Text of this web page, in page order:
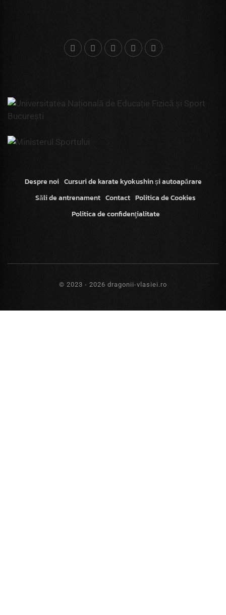
Despre noi Cursuri de karate kyokushin și autoapărare
Săli de antrenament Contact Politica de Cookies
Politica de confidenţialitate
© 2023 - 2026 dragonii-vlasiei.ro